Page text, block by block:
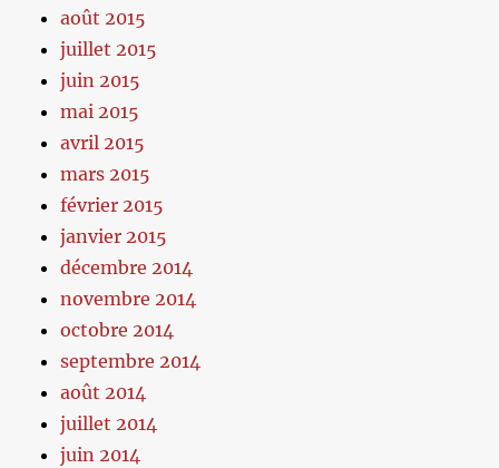
août 2015
juillet 2015
juin 2015
mai 2015
avril 2015
mars 2015
février 2015
janvier 2015
décembre 2014
novembre 2014
octobre 2014
septembre 2014
août 2014
juillet 2014
juin 2014